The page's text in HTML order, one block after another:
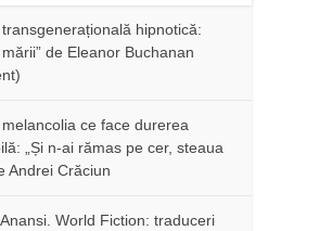
hipnotică:
mării” de Eleanor Buchanan
ce face durerea
„Și n-ai rămas pe cer, steaua
Andrei Crăciun
World Fiction: traduceri